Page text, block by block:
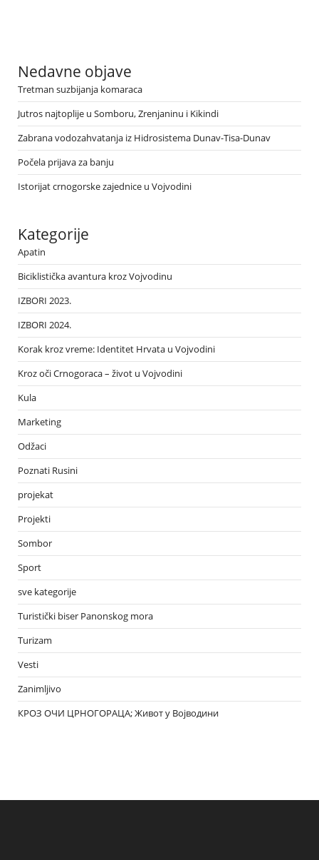
Nedavne objave
Tretman suzbijanja komaraca
Jutros najtoplije u Somboru, Zrenjaninu i Kikindi
Zabrana vodozahvatanja iz Hidrosistema Dunav-Tisa-Dunav
Počela prijava za banju
Istorijat crnogorske zajednice u Vojvodini
Kategorije
Apatin
Biciklistička avantura kroz Vojvodinu
IZBORI 2023.
IZBORI 2024.
Korak kroz vreme: Identitet Hrvata u Vojvodini
Kroz oči Crnogoraca – život u Vojvodini
Kula
Marketing
Odžaci
Poznati Rusini
projekat
Projekti
Sombor
Sport
sve kategorije
Turistički biser Panonskog mora
Turizam
Vesti
Zanimljivo
КРОЗ ОЧИ ЦРНОГОРАЦА; Живот у Војводини